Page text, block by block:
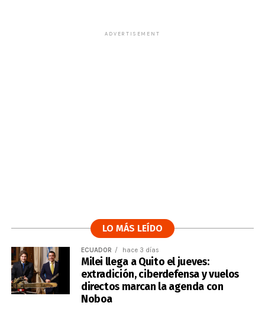
ADVERTISEMENT
LO MÁS LEÍDO
ECUADOR hace 3 días
Milei llega a Quito el jueves:
extradición, ciberdefensa y vuelos
directos marcan la agenda con
Noboa